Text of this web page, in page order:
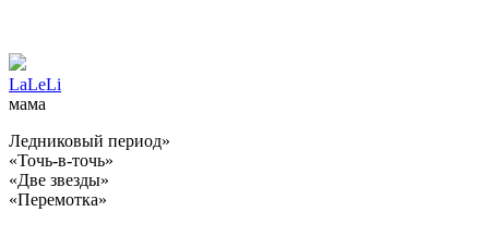
LaLeLi
мама
Ледниковый период»
«Точь-в-точь»
«Две звезды»
«Перемотка»